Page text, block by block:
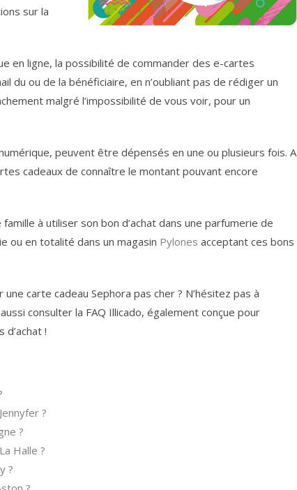
sur la
en ligne, la possibilité de commander des e-cartes
du ou de la bénéficiaire, en n’oubliant pas de rédiger un
malgré l’impossibilité de vous voir, pour un
peuvent être dépensés en une ou plusieurs fois. A
cadeaux de connaître le montant pouvant encore
à utiliser son bon d’achat dans une parfumerie de
ou en totalité dans un magasin Pylones acceptant ces bons
carte cadeau Sephora pas cher ? N’hésitez pas à
consulter la FAQ Illicado, également conçue pour
!
?
?
Halle ?
?